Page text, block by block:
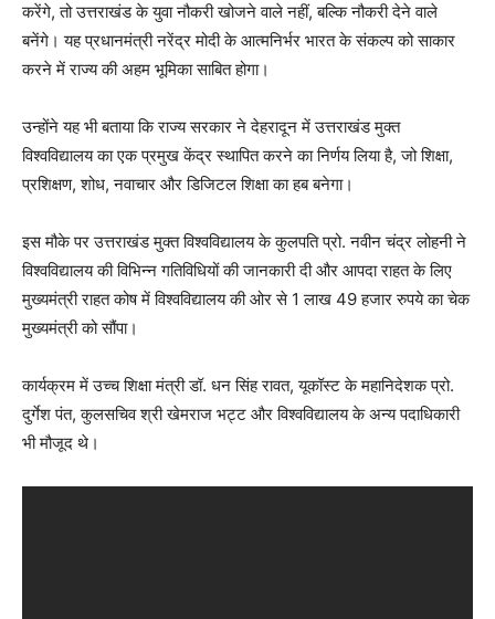
करेंगे, तो उत्तराखंड के युवा नौकरी खोजने वाले नहीं, बल्कि नौकरी देने वाले
बनेंगे। यह प्रधानमंत्री नरेंद्र मोदी के आत्मनिर्भर भारत के संकल्प को साकार
करने में राज्य की अहम भूमिका साबित होगा।
उन्होंने यह भी बताया कि राज्य सरकार ने देहरादून में उत्तराखंड मुक्त
विश्वविद्यालय का एक प्रमुख केंद्र स्थापित करने का निर्णय लिया है, जो शिक्षा,
प्रशिक्षण, शोध, नवाचार और डिजिटल शिक्षा का हब बनेगा।
इस मौके पर उत्तराखंड मुक्त विश्वविद्यालय के कुलपति प्रो. नवीन चंद्र लोहनी ने
विश्वविद्यालय की विभिन्न गतिविधियों की जानकारी दी और आपदा राहत के लिए
मुख्यमंत्री राहत कोष में विश्वविद्यालय की ओर से 1 लाख 49 हजार रुपये का चेक
मुख्यमंत्री को सौंपा।
कार्यक्रम में उच्च शिक्षा मंत्री डॉ. धन सिंह रावत, यूकॉस्ट के महानिदेशक प्रो.
दुर्गेश पंत, कुलसचिव श्री खेमराज भट्ट और विश्वविद्यालय के अन्य पदाधिकारी
भी मौजूद थे।